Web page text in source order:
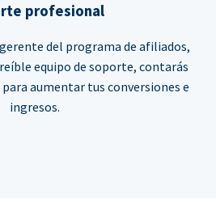
profesional
del programa de afiliados,
equipo de soporte, contarás
aumentar tus conversiones e
ingresos.